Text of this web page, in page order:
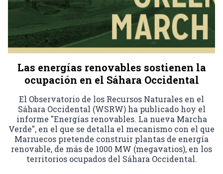
Las energías renovables sostienen la
ocupación en el Sáhara Occidental
El Observatorio de los Recursos Naturales en el
Sáhara Occidental (WSRW) ha publicado hoy el
informe "Energías renovables. La nueva Marcha
Verde", en el que se detalla el mecanismo con el que
Marruecos pretende construir plantas de energía
renovable, de más de 1000 MW (megavatios), en los
territorios ocupados del Sáhara Occidental.